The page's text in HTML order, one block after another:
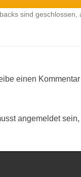
sind geschlossen,
einen Kommentar
angemeldet